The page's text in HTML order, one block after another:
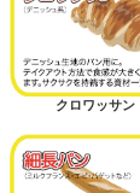
クロワッサン